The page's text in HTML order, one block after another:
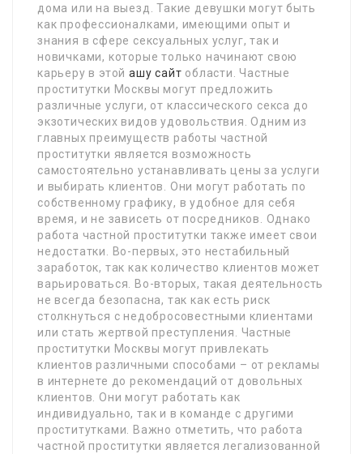
дома или на выезд. Такие девушки могут быть
как профессионалками, имеющими опыт и
знания в сфере сексуальных услуг, так и
новичками, которые только начинают свою
карьеру в этой ашу сайт области. Частные
проститутки Москвы могут предложить
различные услуги, от классического секса до
экзотических видов удовольствия. Одним из
главных преимуществ работы частной
проститутки является возможность
самостоятельно устанавливать цены за услуги
и выбирать клиентов. Они могут работать по
собственному графику, в удобное для себя
время, и не зависеть от посредников. Однако
работа частной проститутки также имеет свои
недостатки. Во-первых, это нестабильный
заработок, так как количество клиентов может
варьироваться. Во-вторых, такая деятельность
не всегда безопасна, так как есть риск
столкнуться с недобросовестными клиентами
или стать жертвой преступления. Частные
проститутки Москвы могут привлекать
клиентов различными способами – от рекламы
в интернете до рекомендаций от довольных
клиентов. Они могут работать как
индивидуально, так и в команде с другими
проститутками. Важно отметить, что работа
частной проститутки является легализованной